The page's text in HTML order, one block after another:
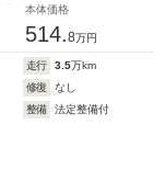
本体価格
514.8万円
走行 3.5万km
修復
なし
整備
法定整備付